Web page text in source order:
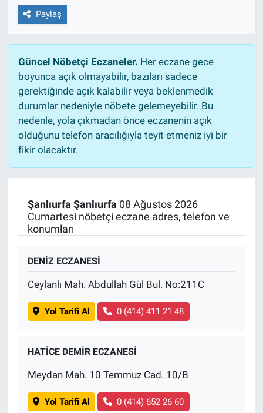
Paylaş
Güncel Nöbetçi Eczaneler. Her eczane gece
boyunca açık olmayabilir, bazıları sadece
gerektiğinde açık kalabilir veya beklenmedik
durumlar nedeniyle nöbete gelemeyebilir. Bu
nedenle, yola çıkmadan önce eczanenin açık
olduğunu telefon aracılığıyla teyit etmeniz iyi bir
fikir olacaktır.
Şanlıurfa Şanlıurfa 08 Ağustos 2026
Cumartesi nöbetçi eczane adres, telefon ve
konumları
DENİZ ECZANESİ
Ceylanlı Mah. Abdullah Gül Bul. No:211C
Yol Tarifi Al 0 (414) 411 21 48
HATİCE DEMİR ECZANESİ
Meydan Mah. 10 Temmuz Cad. 10/B
Yol Tarifi Al 0 (414) 652 26 60